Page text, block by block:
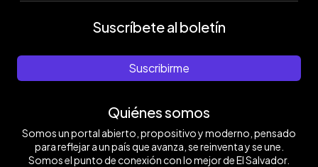
Suscríbete al boletín
Suscribirme
Quiénes somos
Somos un portal abierto, propositivo y moderno, pensado
para reflejar a un país que avanza, se reinventa y se une.
Somos el punto de conexión con lo mejor de El Salvador.